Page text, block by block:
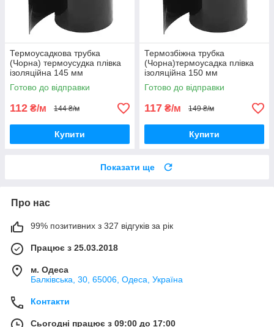
Термоусадкова трубка
(Чорна) термоусудка плівка
ізоляційна 145 мм
Готово до відправки
112 ₴/м 144 ₴/м
Купити
Термозбіжна трубка
(Чорна)термоусадка плівка
ізоляційна 150 мм
Готово до відправки
117 ₴/м 149 ₴/м
Купити
Показати ще
Про нас
99% позитивних з 327 відгуків за рік
Працює з 25.03.2018
м. Одеса
Балківська, 30, 65006, Одеса, Україна
Контакти
Сьогодні працює з 09:00 до 17:00